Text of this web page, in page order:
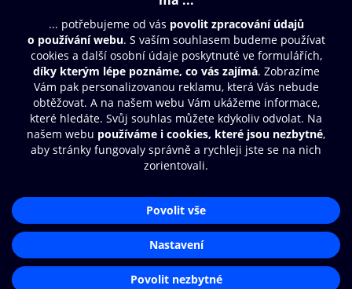
Obsah ke stažení
Moje O2 Knihovna
Další zábava
© O2 Czech Republic a.s.
Přístupnost
Zásady zpracování osobních údajů
Nastavení cookies
Aplikace O2 Knihovna
Čti a poslouchej své e-knihy a
audioknihy rychleji a pohodlněji.